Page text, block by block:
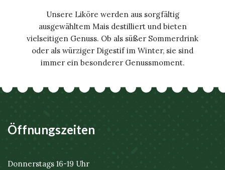
Unsere Liköre werden aus sorgfältig
ausgewähltem Mais destilliert und bieten
vielseitigen Genuss. Ob als süßer Sommerdrink
oder als würziger Digestif im Winter, sie sind
immer ein besonderer Genussmoment.
Öffnungszeiten
Donnerstags 16-19 Uhr